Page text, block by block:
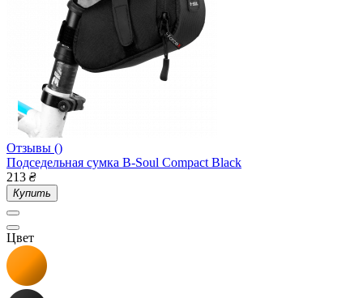
Отзывы ()
Подседельная сумка B-Soul Compact Black
213 ₴
Купить
Цвет